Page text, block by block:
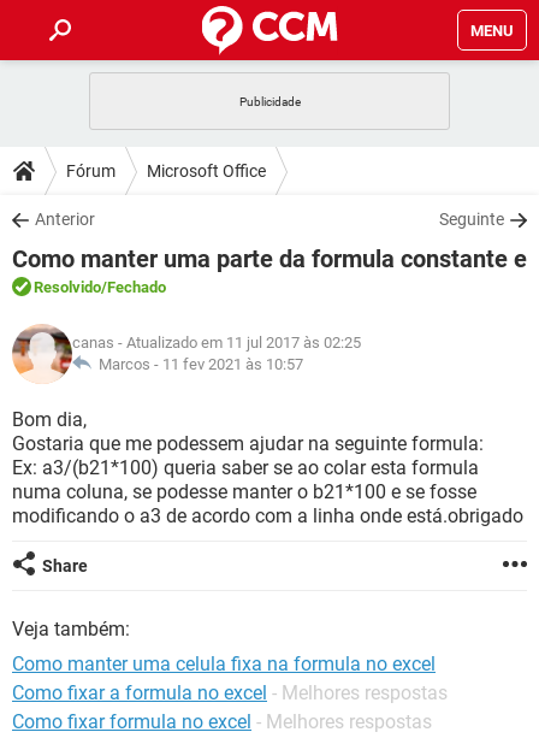
MENU
CELULAR
OUTLOOK
INSTAGRAM GMAIL
GUIA DE COMPRAS
DICAS
JOGOS
OUTLOOK
INSTAGRAM
GUIA DE COMPRAS
DOWNLOADS
JOGOS WHATSAPP
CELULAR
OUTLOOK EXCEL
INSTAGRAM
GUIA DE COMPRAS
FÓRUM
JOGOS
CELULAR FACEBOOK
INSTAGRAM GMAIL
GUIA DE COMPRAS
GLOSSÁRIO
JOGOS
CELULAR
OUTLOOK EXCEL
INSTAGRAM GMAIL
Fórum Microsoft Office
Anterior Seguinte
Como manter uma parte da formula constante e
Resolvido/Fechado
canas - Atualizado em 11 jul 2017 às 02:25
Marcos - 11 fev 2021 às 10:57
Bom dia,
Gostaria que me podessem ajudar na seguinte formula:
Ex: a3/(b21*100) queria saber se ao colar esta formula
numa coluna, se podesse manter o b21*100 e se fosse
modificando o a3 de acordo com a linha onde está.obrigado
Share
Veja também:
Como manter uma celula fixa na formula no excel
Como fixar a formula no excel - Melhores respostas
Como fixar formula no excel - Melhores respostas